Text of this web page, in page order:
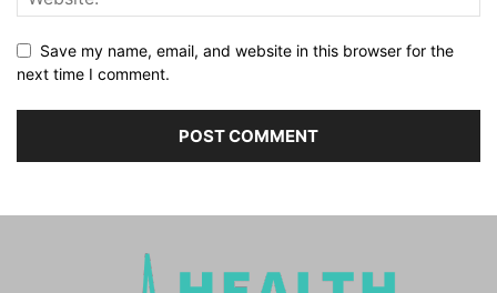
Save my name, email, and website in this browser for the
next time I comment.